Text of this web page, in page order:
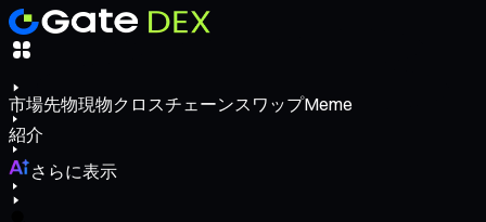
市場先物現物クロスチェーンスワップMeme
紹介
さらに表示